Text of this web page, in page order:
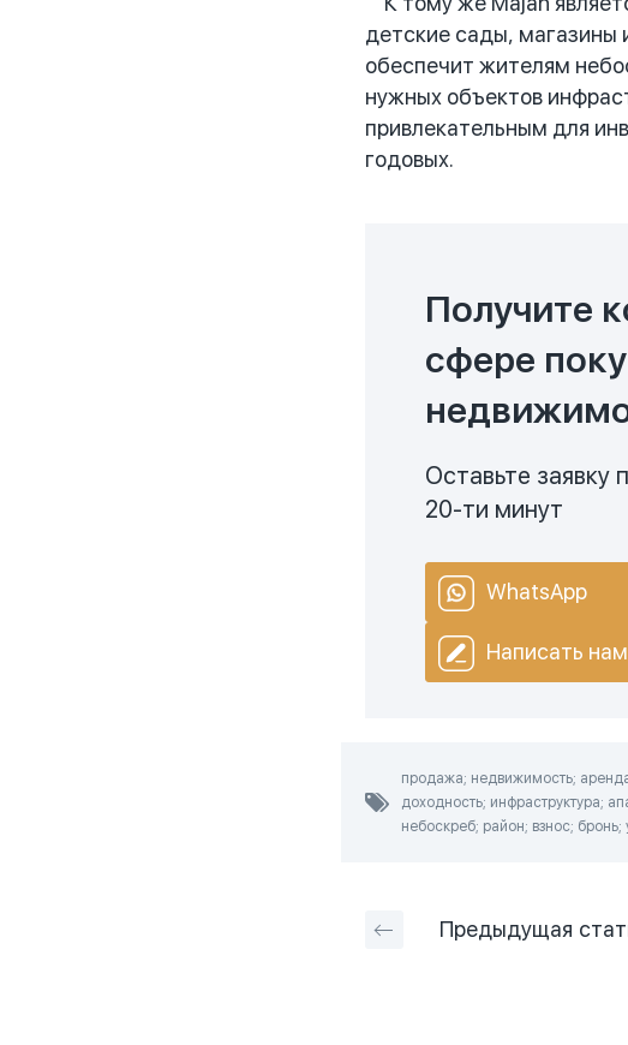
детские сады, магазины
обеспечит жителям
нужных объектов
привлекательным для
годовых.
Получите
сфере
Оставьте заявку
20-ти минут
WhatsApp
Написать нам
продажа; недвижимость;
доходность; инфраструктура;
небоскреб; район; взнос;
Предыдущая